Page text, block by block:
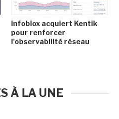
Infoblox acquiert Kentik
pour renforcer
l'observabilité réseau
À LA UNE